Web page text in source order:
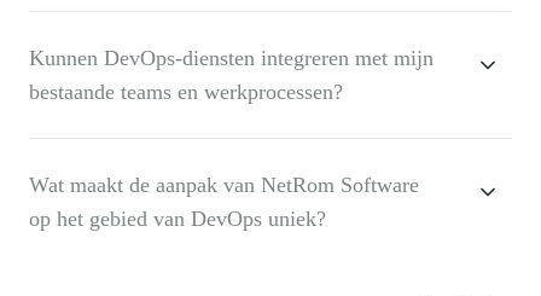
Kunnen DevOps-diensten integreren met mijn
bestaande teams en werkprocessen?
Wat maakt de aanpak van NetRom Software
op het gebied van DevOps uniek?